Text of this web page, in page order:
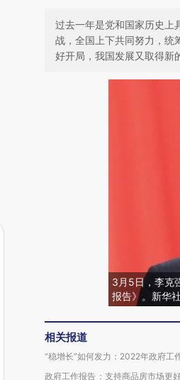
过去一年是党和国家历史上
战，全国上下共同努力，统
好开局，我国发展又取得新
3月5日，李克
报告》。新华
相关报道
“稳增长”如何发力：2022年政府工
政府工作报告：支持商品房市场更